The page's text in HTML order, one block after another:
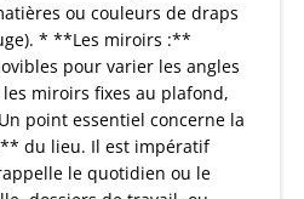
ou couleurs de draps
* **Les miroirs :**
pour varier les angles
miroirs fixes au plafond,
point essentiel concerne la
du lieu. Il est impératif
le quotidien ou le